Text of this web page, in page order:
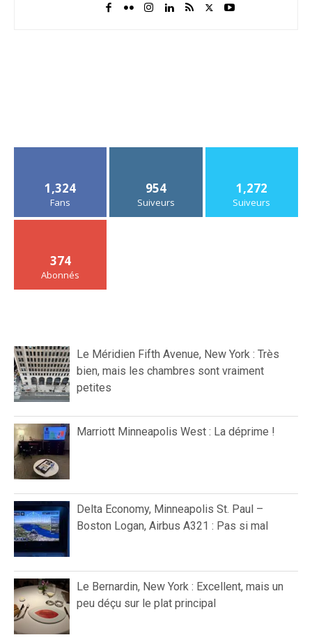
1,324
Fans
954
Suiveurs
1,272
Suiveurs
374
Abonnés
Le Méridien Fifth Avenue, New York : Très
bien, mais les chambres sont vraiment
petites
Marriott Minneapolis West : La déprime !
Delta Economy, Minneapolis St. Paul –
Boston Logan, Airbus A321 : Pas si mal
Le Bernardin, New York : Excellent, mais un
peu déçu sur le plat principal